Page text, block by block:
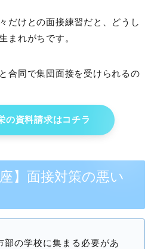
だけとの面接練習だと、どうし
まれがちです。
合同で集団面接を受けられるの
の資料請求はコチラ
】面接対策の悪い
部の学校に集まる必要があ